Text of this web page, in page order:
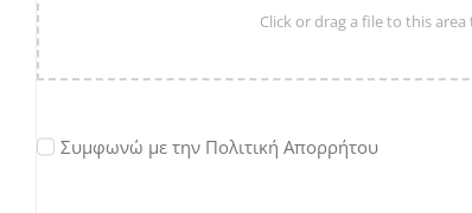
Συμφωνώ με την Πολιτική Απορρήτου